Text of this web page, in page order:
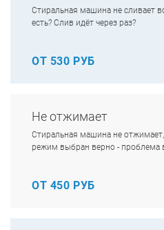
Стиральная машина не сливает
есть? Слив идёт через раз?
ОТ 530 РУБ
Не отжимает
Стиральная машина не отжимает,
режим выбран верно - проблема
ОТ 450 РУБ